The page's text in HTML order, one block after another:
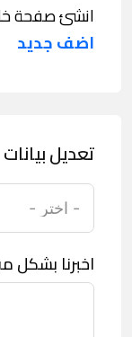
انشئ صفحة
اضف جديد
تعديل بيانات
اخبرنا